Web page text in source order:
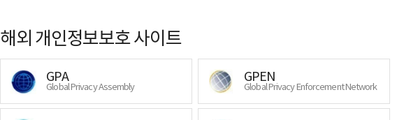
해외 개인정보보호 사이트
GPA
Global Privacy Assembly
GPEN
Global Privacy Enforcement Network